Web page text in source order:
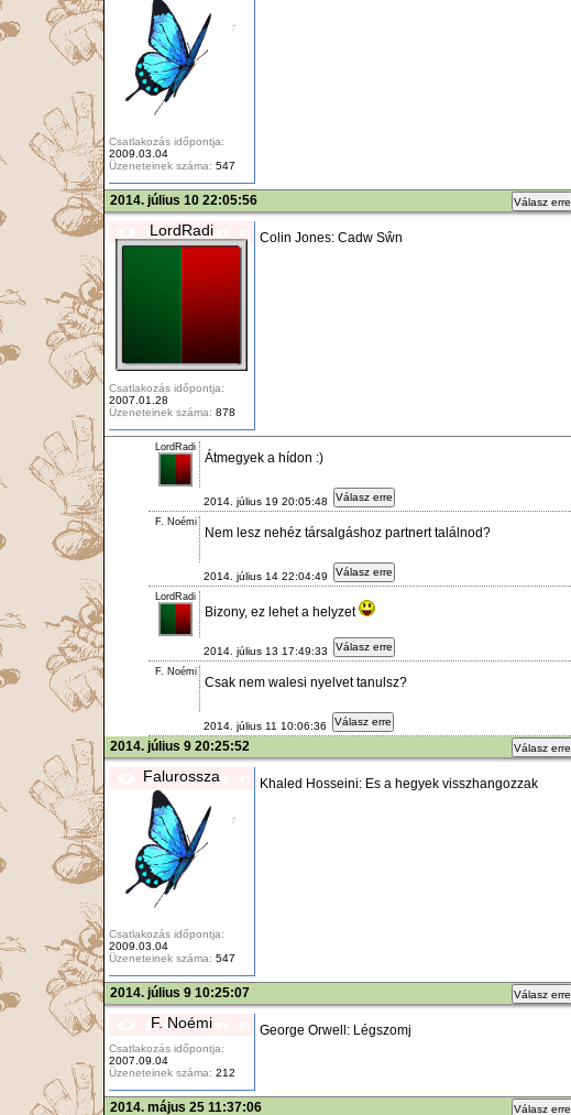
Csatlakozás időpontja:
2009.03.04
Üzeneteinek száma: 547
2014. július 10 22:05:56 Válasz erre
LordRadi
Csatlakozás időpontja:
2007.01.28
Üzeneteinek száma: 878
Colin Jones: Cadw Sŵn
LordRadi
Átmegyek a hídon :)
2014. július 19 20:05:48 Válasz erre
F. Noémi
Nem lesz nehéz társalgáshoz partnert találnod?
2014. július 14 22:04:49 Válasz erre
LordRadi
Bizony, ez lehet a helyzet
2014. július 13 17:49:33 Válasz erre
F. Noémi
Csak nem walesi nyelvet tanulsz?
2014. július 11 10:06:36 Válasz erre
2014. július 9 20:25:52 Válasz erre
Falurossza
Csatlakozás időpontja:
2009.03.04
Üzeneteinek száma: 547
Khaled Hosseini: Es a hegyek visszhangozzak
2014. július 9 10:25:07 Válasz erre
F. Noémi
Csatlakozás időpontja:
2007.09.04
Üzeneteinek száma: 212
George Orwell: Légszomj
2014. május 25 11:37:06 Válasz erre